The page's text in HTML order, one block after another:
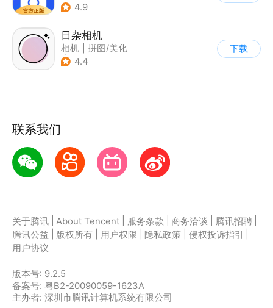
4.9
日杂相机
相机
拼图/美化
| 图片美化
4.4
下载
联系我们
关于腾讯 About Tencent 服务条款 商务洽谈 腾讯招聘
腾讯公益
版权所有 用户权限 隐私政策 侵权投诉指引
用户协议
版本号: 9.2.5
备案号: 粤B2-20090059-1623A
主办者: 深圳市腾讯计算机系统有限公司